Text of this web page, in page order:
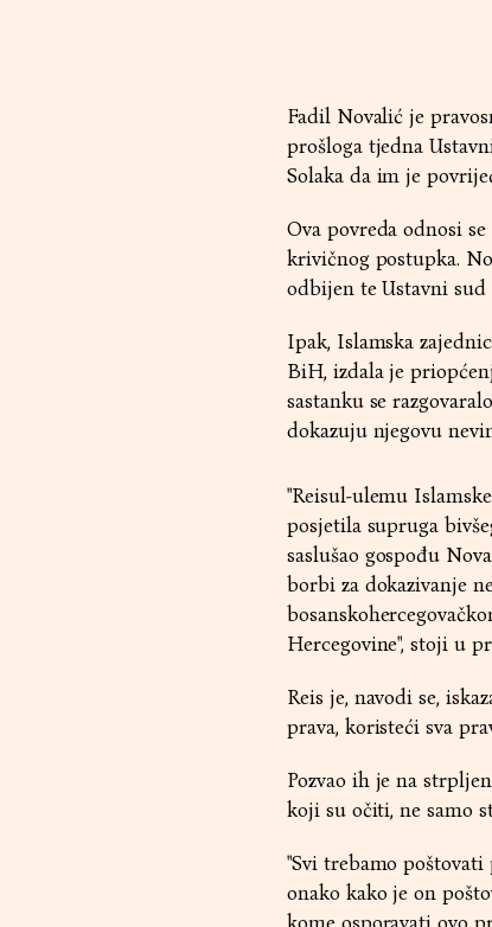
Fadil Novalić je
prošloga tjedna
Solaka da im je
Ova povreda odnosi
krivičnog postupka.
odbijen te Ustavni
Ipak, Islamska
BiH, izdala je
sastanku se
dokazuju njegovu
"Reisul-ulemu
posjetila supruga
saslušao gospođu
borbi za dokazivanje
Hercegovine", stoji u
Reis je, navodi se,
prava, koristeći sva
Pozvao ih je na
koji su očiti, ne samo
"Svi trebamo
onako kako je on